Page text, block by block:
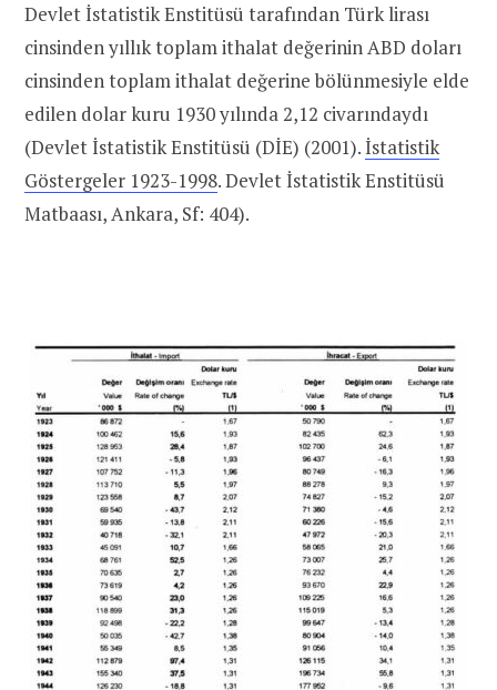
Devlet İstatistik Enstitüsü tarafından Türk lirası
cinsinden yıllık toplam ithalat değerinin ABD doları
cinsinden toplam ithalat değerine bölünmesiyle elde
edilen dolar kuru 1930 yılında 2,12 civarındaydı
(Devlet İstatistik Enstitüsü (DİE) (2001). İstatistik
Göstergeler 1923-1998. Devlet İstatistik Enstitüsü
Matbaası, Ankara, Sf: 404).